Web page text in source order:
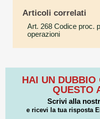
Articoli correlati
Art. 268 Codice proc.
operazioni
HAI UN DUBBIO
QUESTO
Scrivi alla
e ricevi la tua risposta